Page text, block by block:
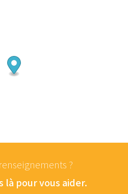
?
là pour vous aider.